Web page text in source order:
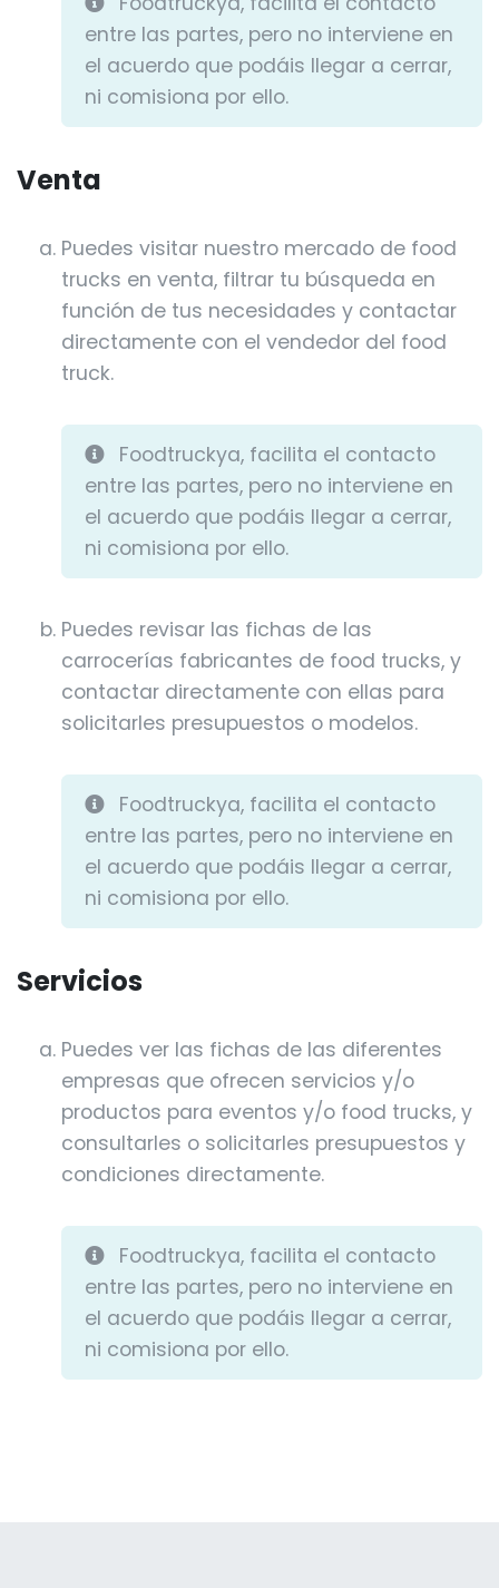
entre las partes, pero no interviene en
el acuerdo que podáis llegar a cerrar,
ni comisiona por ello.
Venta
Puedes visitar nuestro mercado de food
trucks en venta, filtrar tu búsqueda en
función de tus necesidades y contactar
directamente con el vendedor del food
truck.
Foodtruckya, facilita el contacto
entre las partes, pero no interviene en
el acuerdo que podáis llegar a cerrar,
ni comisiona por ello.
Puedes revisar las fichas de las
carrocerías fabricantes de food trucks, y
contactar directamente con ellas para
solicitarles presupuestos o modelos.
Foodtruckya, facilita el contacto
entre las partes, pero no interviene en
el acuerdo que podáis llegar a cerrar,
ni comisiona por ello.
Servicios
Puedes ver las fichas de las diferentes
empresas que ofrecen servicios y/o
productos para eventos y/o food trucks, y
consultarles o solicitarles presupuestos y
condiciones directamente.
Foodtruckya, facilita el contacto
entre las partes, pero no interviene en
el acuerdo que podáis llegar a cerrar,
ni comisiona por ello.